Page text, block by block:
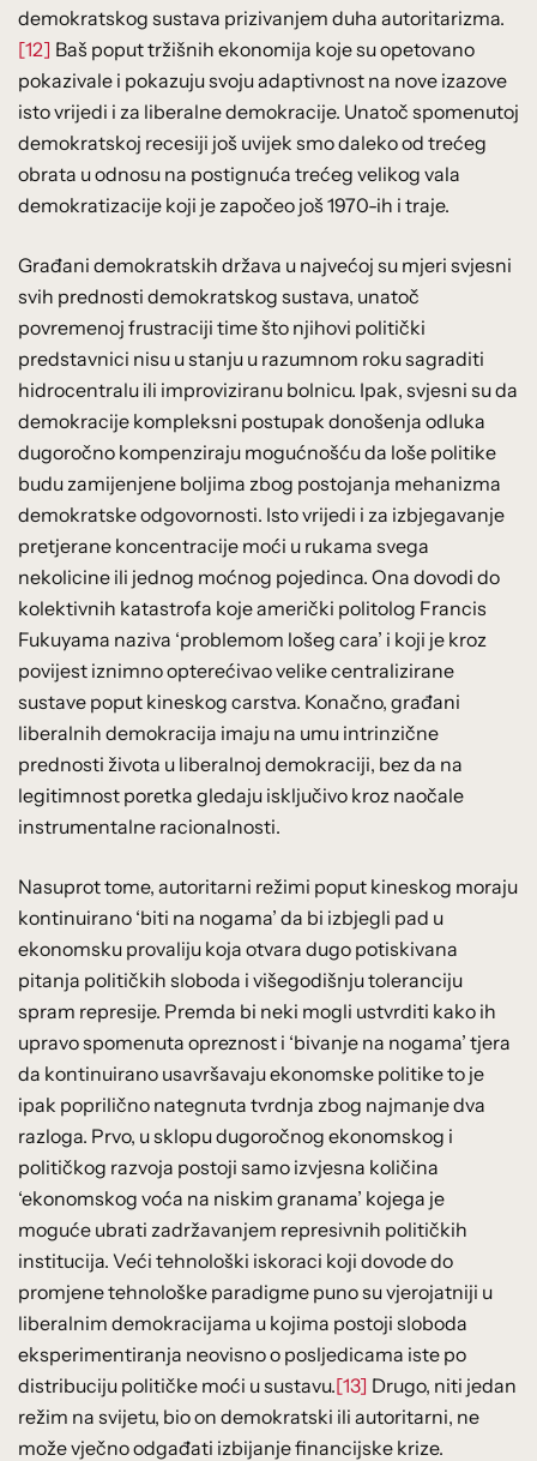
demokratskog sustava prizivanjem duha autoritarizma.
[12] Baš poput tržišnih ekonomija koje su opetovano
pokazivale i pokazuju svoju adaptivnost na nove izazove
isto vrijedi i za liberalne demokracije. Unatoč spomenutoj
demokratskoj recesiji još uvijek smo daleko od trećeg
obrata u odnosu na postignuća trećeg velikog vala
demokratizacije koji je započeo još 1970-ih i traje.
Građani demokratskih država u najvećoj su mjeri svjesni
svih prednosti demokratskog sustava, unatoč
povremenoj frustraciji time što njihovi politički
predstavnici nisu u stanju u razumnom roku sagraditi
hidrocentralu ili improviziranu bolnicu. Ipak, svjesni su da
demokracije kompleksni postupak donošenja odluka
dugoročno kompenziraju mogućnošću da loše politike
budu zamijenjene boljima zbog postojanja mehanizma
demokratske odgovornosti. Isto vrijedi i za izbjegavanje
pretjerane koncentracije moći u rukama svega
nekolicine ili jednog moćnog pojedinca. Ona dovodi do
kolektivnih katastrofa koje američki politolog Francis
Fukuyama naziva ‘problemom lošeg cara’ i koji je kroz
povijest iznimno opterećivao velike centralizirane
sustave poput kineskog carstva. Konačno, građani
liberalnih demokracija imaju na umu intrinzične
prednosti života u liberalnoj demokraciji, bez da na
legitimnost poretka gledaju isključivo kroz naočale
instrumentalne racionalnosti.
Nasuprot tome, autoritarni režimi poput kineskog moraju
kontinuirano ‘biti na nogama’ da bi izbjegli pad u
ekonomsku provaliju koja otvara dugo potiskivana
pitanja političkih sloboda i višegodišnju toleranciju
spram represije. Premda bi neki mogli ustvrditi kako ih
upravo spomenuta opreznost i ‘bivanje na nogama’ tjera
da kontinuirano usavršavaju ekonomske politike to je
ipak poprilično nategnuta tvrdnja zbog najmanje dva
razloga. Prvo, u sklopu dugoročnog ekonomskog i
političkog razvoja postoji samo izvjesna količina
‘ekonomskog voća na niskim granama’ kojega je
moguće ubrati zadržavanjem represivnih političkih
institucija. Veći tehnološki iskoraci koji dovode do
promjene tehnološke paradigme puno su vjerojatniji u
liberalnim demokracijama u kojima postoji sloboda
eksperimentiranja neovisno o posljedicama iste po
distribuciju političke moći u sustavu.[13] Drugo, niti jedan
režim na svijetu, bio on demokratski ili autoritarni, ne
može vječno odgađati izbijanje financijske krize.